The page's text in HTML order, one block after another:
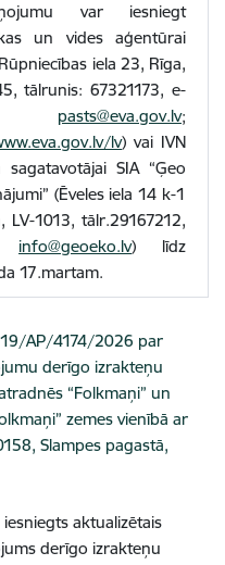
var iesniegt
un vides aģentūrai
iela 23, Rīga,
tālrunis: 67321173, e-
pasts@eva.gov.lv;
lv) vai IVN
sagatavotājai SIA “Ģeo
(Ēveles iela 14 k-1
LV-1013, tālr.29167212,
info@geoeko.lv) līdz
17.martam.
AP/4174/2026 par
derīgo izrakteņu
“Folkmaņi” un
zemes vienībā ar
Slampes pagastā,
aktualizētais
derīgo izrakteņu